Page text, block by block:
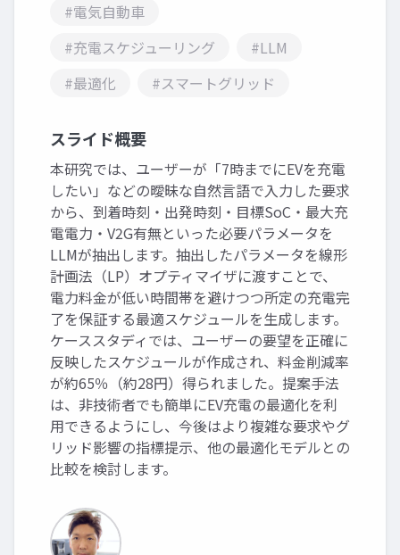
#電気自動車
#充電スケジューリング
#LLM
#最適化
#スマートグリッド
スライド概要
本研究では、ユーザーが「7時までにEVを充電
したい」などの曖昧な自然言語で入力した要求
から、到着時刻・出発時刻・目標SoC・最大充
電電力・V2G有無といった必要パラメータを
LLMが抽出します。抽出したパラメータを線形
計画法（LP）オプティマイザに渡すことで、
電力料金が低い時間帯を避けつつ所定の充電完
了を保証する最適スケジュールを生成します。
ケーススタディでは、ユーザーの要望を正確に
反映したスケジュールが作成され、料金削減率
が約65％（約28円）得られました。提案手法
は、非技術者でも簡単にEV充電の最適化を利
用できるようにし、今後はより複雑な要求やグ
リッド影響の指標提示、他の最適化モデルとの
比較を検討します。